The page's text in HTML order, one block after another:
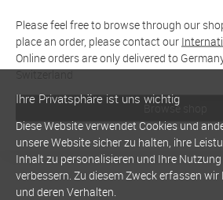
Please feel free to browse through our
place an order, please contact our
Online orders are only delivered to
Switzerland
Browse shop
Ihre Privatsphäre ist uns wichtig
Diese Website verwendet Cookies und
unsere Website sicher zu halten, ihre
Inhalt zu personalisieren und Ihre
verbessern. Zu diesem Zweck erfassen
und deren Verhalten.